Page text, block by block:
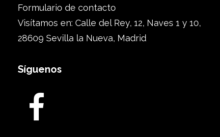
Formulario de contacto
Visítamos en: Calle del Rey, 12, Naves 1 y 10,
28609 Sevilla la Nueva, Madrid
Síguenos